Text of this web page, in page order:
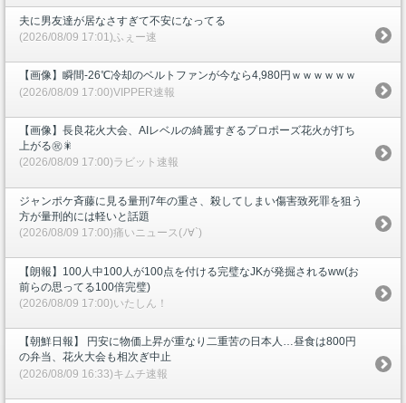
夫に男友達が居なさすぎて不安になってる
(2026/08/09 17:01)ふぇー速
【画像】瞬間-26℃冷却のベルトファンが今なら4,980円ｗｗｗｗｗｗ
(2026/08/09 17:00)VIPPER速報
【画像】長良花火大会、AIレベルの綺麗すぎるプロポーズ花火が打ち
上がる㊗🎇
(2026/08/09 17:00)ラビット速報
ジャンポケ斉藤に見る量刑7年の重さ、殺してしまい傷害致死罪を狙う
方が量刑的には軽いと話題
(2026/08/09 17:00)痛いニュース(ﾉ∀`)
【朗報】100人中100人が100点を付ける完璧なJKが発掘されるww(お
前らの思ってる100倍完璧)
(2026/08/09 17:00)いたしん！
【朝鮮日報】 円安に物価上昇が重なり二重苦の日本人…昼食は800円
の弁当、花火大会も相次ぎ中止
(2026/08/09 16:33)キムチ速報